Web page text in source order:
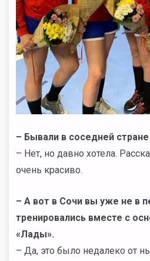
– Бывали в соседней
– Нет, но давно хотела.
очень красиво.
– А вот в Сочи вы уже не в
тренировались вместе с
«Лады».
– Да, это было недалеко от